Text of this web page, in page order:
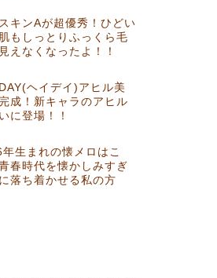
キンAが超優秀！ひどい
もしっとりふっくら毛
えなくなったよ！！
ヘイデイ)アヒル美
成！新キャラのアヒル
に登場！！
生まれの懐メロはこ
春時代を懐かしみすぎ
落ち着かせる私の方